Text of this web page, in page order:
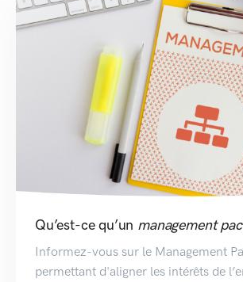
Qu’est-ce qu’un management
Informez-vous sur le Management
permettant d'aligner les intérêts de